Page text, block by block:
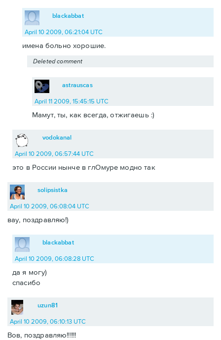
blackabbat
April 10 2009, 06:21:04 UTC
имена больно хорошие.
Deleted comment
astrauscas
April 11 2009, 15:45:15 UTC
Мамут, ты, как всегда, отжигаешь :)
vodokanal
April 10 2009, 06:57:44 UTC
это в России нынче в глОмуре модно так
solipsistka
April 10 2009, 06:08:04 UTC
вау, поздравляю!)
blackabbat
April 10 2009, 06:08:28 UTC
да я могу)
спасибо
uzun81
April 10 2009, 06:10:13 UTC
Вов, поздравляю!!!!!!